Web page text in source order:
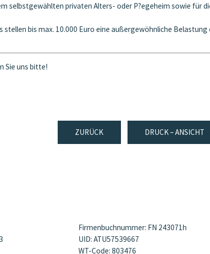
selbstgewählten privaten Alters- oder P?egeheim sowie für
bis max. 10.000 Euro eine außergewöhnliche Belastung
Sie uns bitte!
ZURÜCK DRUCK – ANSICHT
Firmenbuchnummer: FN 243071h
UID: ATU57539667
WT-Code: 803476